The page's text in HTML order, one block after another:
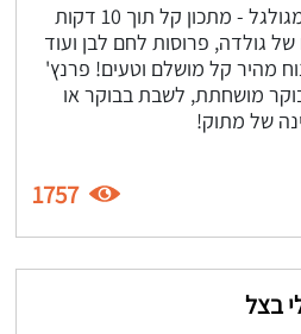
פרנץ' טוסט בייגלה מלוח מגולגל - מתכון קל תוך 10 דקות
גולדה, פרוסות לחם לבן ועוד
מהיר קל מושלם וטעים! פרנץ'
מושחתת, לשבת בבוקר או
של מתוק!
1757
בצל